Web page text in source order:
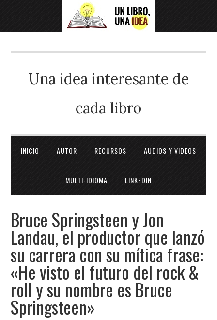
Una idea interesante de
cada libro
INICIO AUTOR RECURSOS AUDIOS Y VIDEOS
MULTI-IDIOMA LINKEDIN
Bruce Springsteen y Jon
Landau, el productor que lanzó
su carrera con su mítica frase:
«He visto el futuro del rock &
roll y su nombre es Bruce
Springsteen»